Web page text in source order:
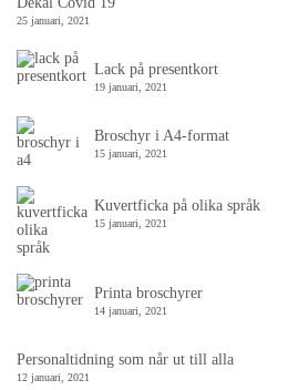
25 januari, 2021
Lack på presentkort
19 januari, 2021
Broschyr i A4-format
15 januari, 2021
Kuvertficka på olika språk
15 januari, 2021
Printa broschyrer
14 januari, 2021
Personaltidning som når ut till alla
12 januari, 2021